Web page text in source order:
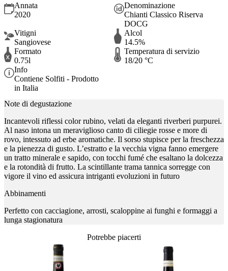
Annata
2020
Denominazione
Chianti Classico Riserva
DOCG
Vitigni
Sangiovese
Alcol
14.5%
Formato
0.75l
Temperatura di servizio
18/20 °C
Info
Contiene Solfiti - Prodotto
in Italia
Note di degustazione
Incantevoli riflessi color rubino, velati da eleganti riverberi purpurei.
Al naso intona un meraviglioso canto di ciliegie rosse e more di
rovo, intessuto ad erbe aromatiche. Il sorso stupisce per la freschezza
e la pienezza di gusto. L’estratto e la vecchia vigna fanno emergere
un tratto minerale e sapido, con tocchi fumé che esaltano la dolcezza
e la rotondità di frutto. La scintillante trama tannica sorregge con
vigore il vino ed assicura intriganti evoluzioni in futuro
Abbinamenti
Perfetto con cacciagione, arrosti, scaloppine ai funghi e formaggi a
lunga stagionatura
Potrebbe piacerti